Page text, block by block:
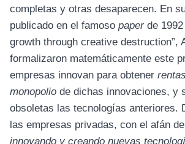
completas y otras desaparecen. En
publicado en el famoso paperde 1992
growth through creative destruction”,
formalizaron matemáticamente este
empresas innovan para obtener
monopolio de dichas innovaciones, y
obsoletas las tecnologías anteriores.
las empresas privadas, con el afán
innovando y creando nuevas